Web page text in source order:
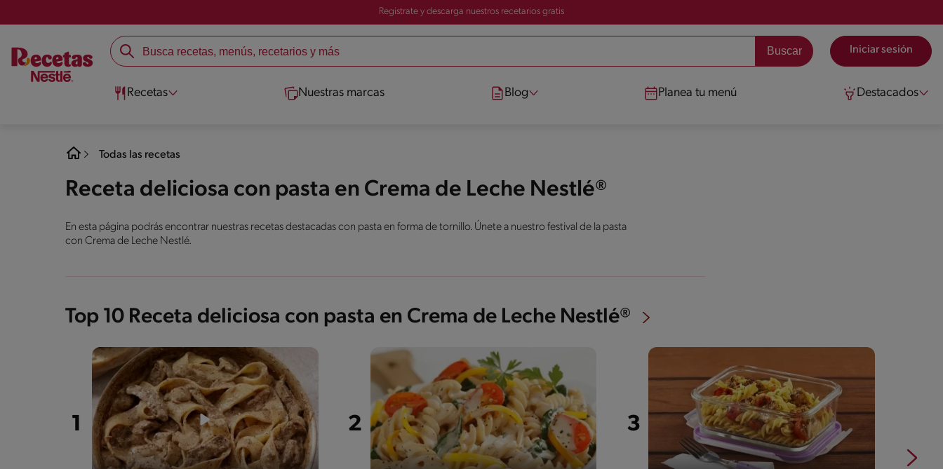
Registrate y descarga nuestros recetarios gratis
Iniciar sesión
Recetas Nuestras marcas Blog Planea tu menú Destacados
Todas las recetas
Receta deliciosa con pasta en Crema de Leche Nestlé®
En esta página podrás encontrar nuestras recetas destacadas con pasta en forma de tornillo. Únete a nuestro festival de la pasta
con Crema de Leche Nestlé.
Top 10 Receta deliciosa con pasta en Crema de Leche Nestlé®